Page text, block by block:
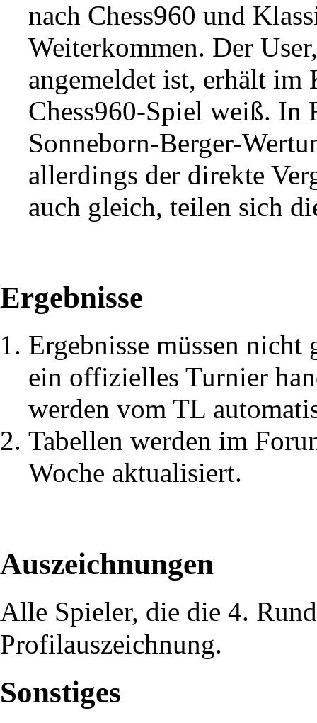
nach Chess960 und
Weiterkommen. Der
angemeldet ist, erhält
Chess960-Spiel weiß. In
Sonneborn-Berger-
allerdings der direkte
auch gleich, teilen sich
Ergebnisse
Ergebnisse müssen nicht
ein offizielles Turnier
werden vom TL
Tabellen werden im
Woche aktualisiert.
Auszeichnungen
Alle Spieler, die die 4.
Profilauszeichnung.
Sonstiges